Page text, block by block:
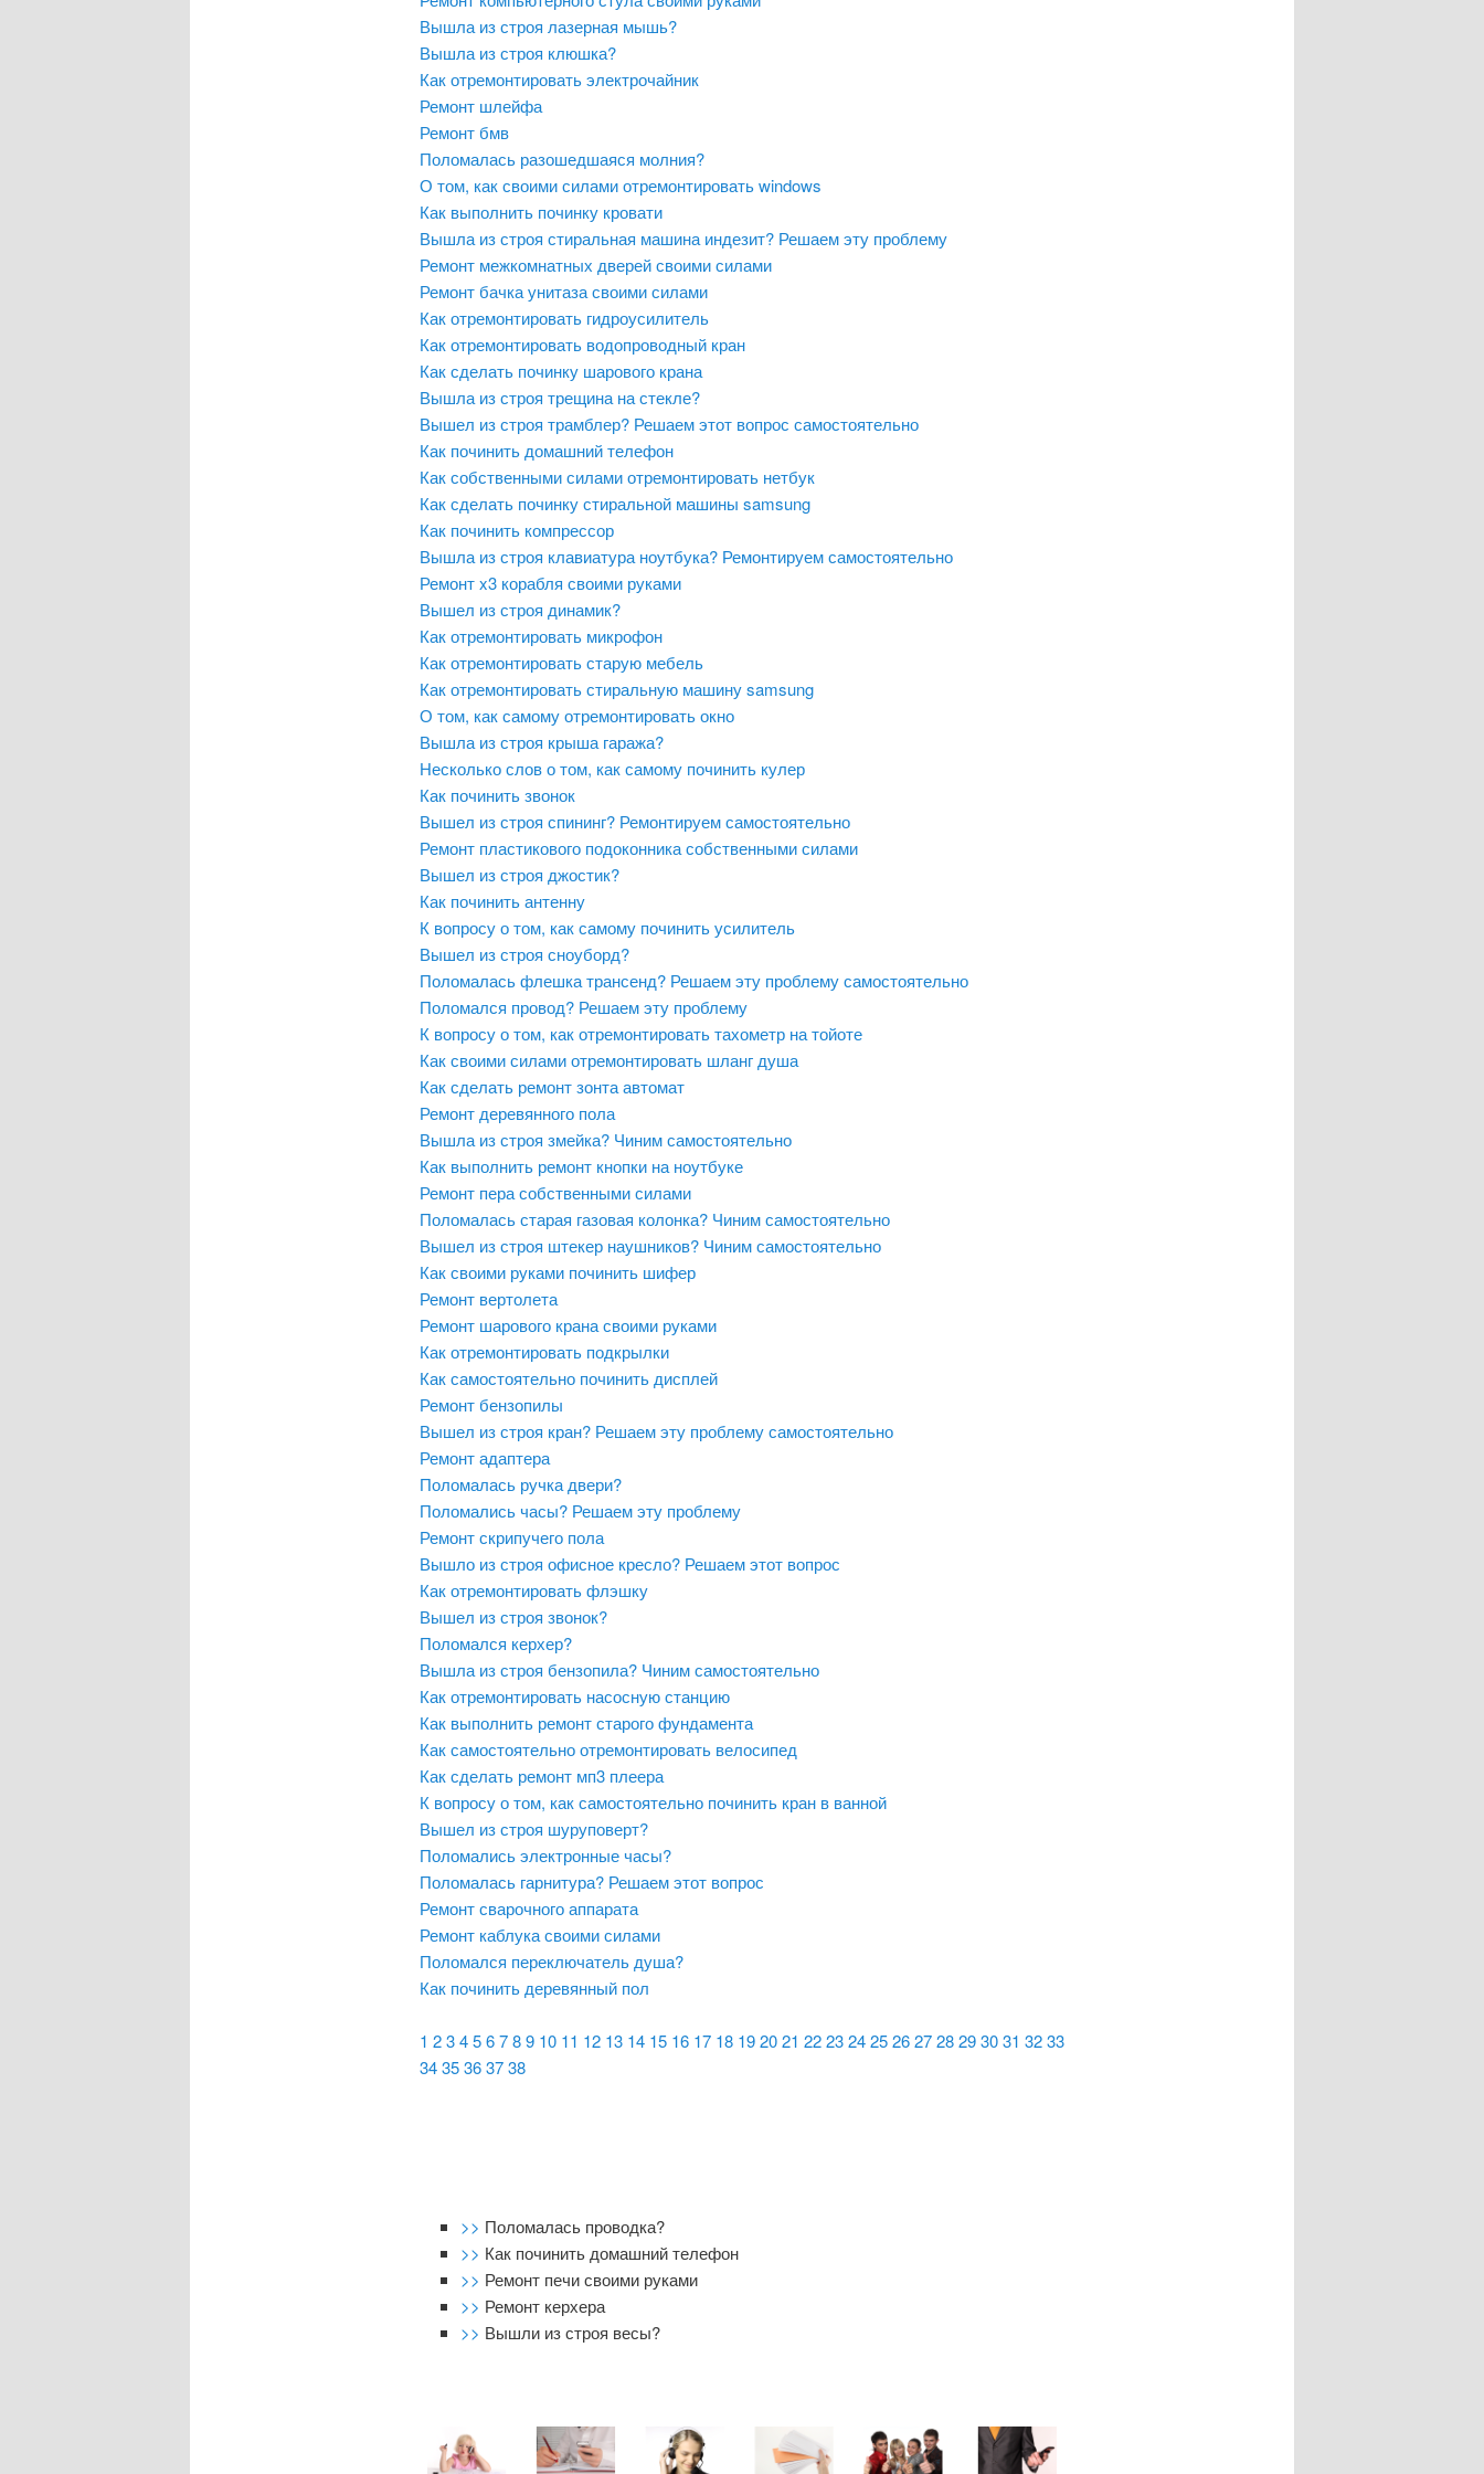
Вышла из строя лазерная мышь?
Вышла из строя клюшка?
Как отремонтировать электрочайник
Ремонт шлейфа
Ремонт бмв
Поломалась разошедшаяся молния?
О том, как своими силами отремонтировать windows
Как выполнить починку кровати
Вышла из строя стиральная машина индезит? Решаем эту проблему
Ремонт межкомнатных дверей своими силами
Ремонт бачка унитаза своими силами
Как отремонтировать гидроусилитель
Как отремонтировать водопроводный кран
Как сделать починку шарового крана
Вышла из строя трещина на стекле?
Вышел из строя трамблер? Решаем этот вопрос самостоятельно
Как починить домашний телефон
Как собственными силами отремонтировать нетбук
Как сделать починку стиральной машины samsung
Как починить компрессор
Вышла из строя клавиатура ноутбука? Ремонтируем самостоятельно
Ремонт x3 корабля своими руками
Вышел из строя динамик?
Как отремонтировать микрофон
Как отремонтировать старую мебель
Как отремонтировать стиральную машину samsung
О том, как самому отремонтировать окно
Вышла из строя крыша гаража?
Несколько слов о том, как самому починить кулер
Как починить звонок
Вышел из строя спининг? Ремонтируем самостоятельно
Ремонт пластикового подоконника собственными силами
Вышел из строя джостик?
Как починить антенну
К вопросу о том, как самому починить усилитель
Вышел из строя сноуборд?
Поломалась флешка трансенд? Решаем эту проблему самостоятельно
Поломался провод? Решаем эту проблему
К вопросу о том, как отремонтировать тахометр на тойоте
Как своими силами отремонтировать шланг душа
Как сделать ремонт зонта автомат
Ремонт деревянного пола
Вышла из строя змейка? Чиним самостоятельно
Как выполнить ремонт кнопки на ноутбуке
Ремонт пера собственными силами
Поломалась старая газовая колонка? Чиним самостоятельно
Вышел из строя штекер наушников? Чиним самостоятельно
Как своими руками починить шифер
Ремонт вертолета
Ремонт шарового крана своими руками
Как отремонтировать подкрылки
Как самостоятельно починить дисплей
Ремонт бензопилы
Вышел из строя кран? Решаем эту проблему самостоятельно
Ремонт адаптера
Поломалась ручка двери?
Поломались часы? Решаем эту проблему
Ремонт скрипучего пола
Вышло из строя офисное кресло? Решаем этот вопрос
Как отремонтировать флэшку
Вышел из строя звонок?
Поломался керхер?
Вышла из строя бензопила? Чиним самостоятельно
Как отремонтировать насосную станцию
Как выполнить ремонт старого фундамента
Как самостоятельно отремонтировать велосипед
Как сделать ремонт мп3 плеера
К вопросу о том, как самостоятельно починить кран в ванной
Вышел из строя шуруповерт?
Поломались электронные часы?
Поломалась гарнитура? Решаем этот вопрос
Ремонт сварочного аппарата
Ремонт каблука своими силами
Поломался переключатель душа?
Как починить деревянный пол
1 23456789 10 11 12 13 14 15 16 17 18 192021 22232425262728293031 3233
3435363738
>> Поломалась проводка?
>> Как починить домашний телефон
>> Ремонт печи своими руками
>> Ремонт керхера
>> Вышли из строя весы?